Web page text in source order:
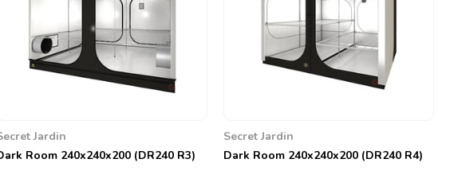
Jardin
Room 240x240x200 (DR240 R3)
Secret Jardin
Dark Room 240x240x200 (DR240 R4)